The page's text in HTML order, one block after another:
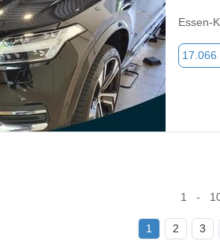
Essen-
17.066
1 -
1 2 3